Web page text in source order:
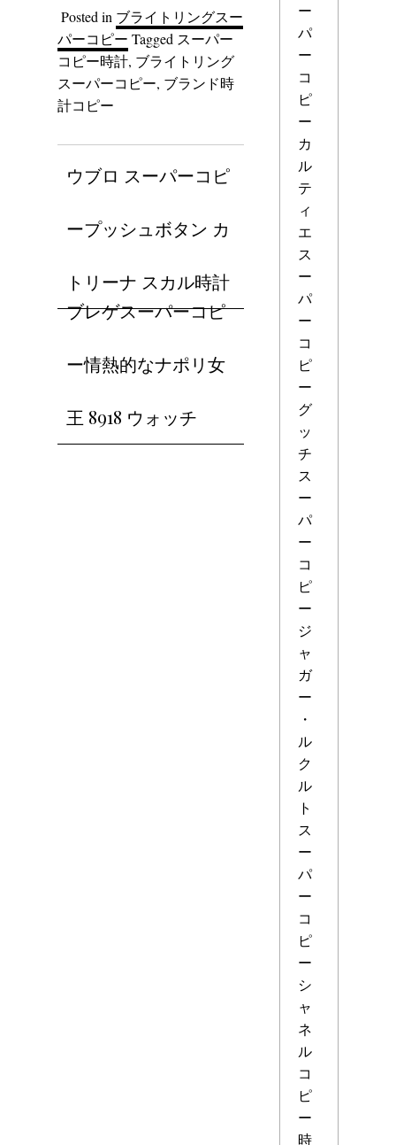
Posted in ブライトリングスー
パーコピー Tagged スーパー
コピー時計, ブライトリング
スーパーコピー, ブランド時
計コピー
ウブロ スーパーコピ
ープッシュボタン カ
トリーナ スカル時計
ブレゲスーパーコピ
ー情熱的なナポリ女
王 8918 ウォッチ
ー
パ
ー
コ
ピ
ー
カ
ル
テ
ィ
エ
ス
ー
パ
ー
コ
ピ
ー
グ
ッ
チ
ス
ー
パ
ー
コ
ピ
ー
ジ
ャ
ガ
ー
・
ル
ク
ル
ト
ス
ー
パ
ー
コ
ピ
ー
シ
ャ
ネ
ル
コ
ピ
ー
時